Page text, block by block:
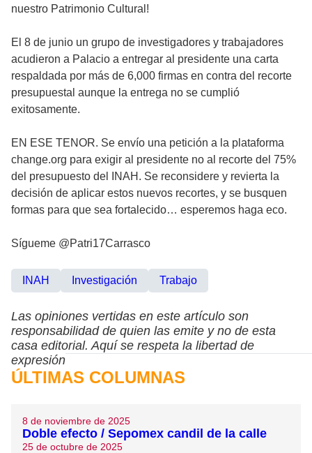
nuestro Patrimonio Cultural!
El 8 de junio un grupo de investigadores y trabajadores
acudieron a Palacio a entregar al presidente una carta
respaldada por más de 6,000 firmas en contra del recorte
presupuestal aunque la entrega no se cumplió
exitosamente.
EN ESE TENOR. Se envío una petición a la plataforma
change.org para exigir al presidente no al recorte del 75%
del presupuesto del INAH. Se reconsidere y revierta la
decisión de aplicar estos nuevos recortes, y se busquen
formas para que sea fortalecido… esperemos haga eco.
Sígueme @Patri17Carrasco
INAH Investigación Trabajo
Las opiniones vertidas en este artículo son
responsabilidad de quien las emite y no de esta
casa editorial. Aquí se respeta la libertad de
expresión
ÚLTIMAS COLUMNAS
8 de noviembre de 2025
Doble efecto / Sepomex candil de la calle
25 de octubre de 2025